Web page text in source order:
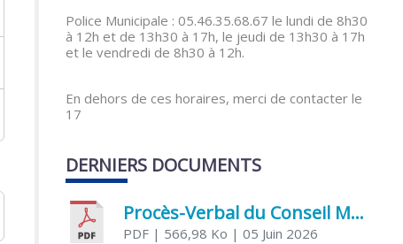
Police Municipale : 05.46.35.68.67 le lundi de 8h30
à 12h et de 13h30 à 17h, le jeudi de 13h30 à 17h
et le vendredi de 8h30 à 12h.
En dehors de ces horaires, merci de contacter le
17
DERNIERS DOCUMENTS
Procès-Verbal du Conseil Municipal du 5 juin 2026
PDF | 566,98 Ko | 05 Juin 2026